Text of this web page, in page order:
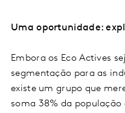
Uma oportunidade:
Embora os Eco Actives
segmentação para as
existe um grupo que
soma 38% da população